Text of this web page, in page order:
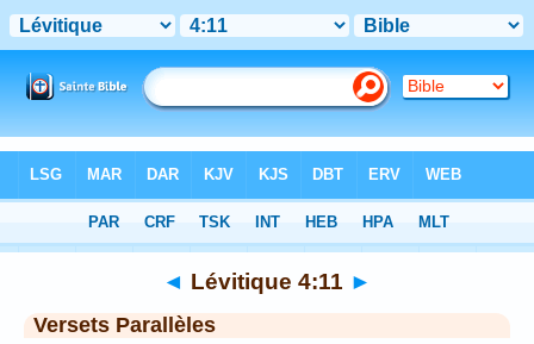
Chapitre 4 > Verset 11
◄ Lévitique 4:11 ►
Versets Parallèles